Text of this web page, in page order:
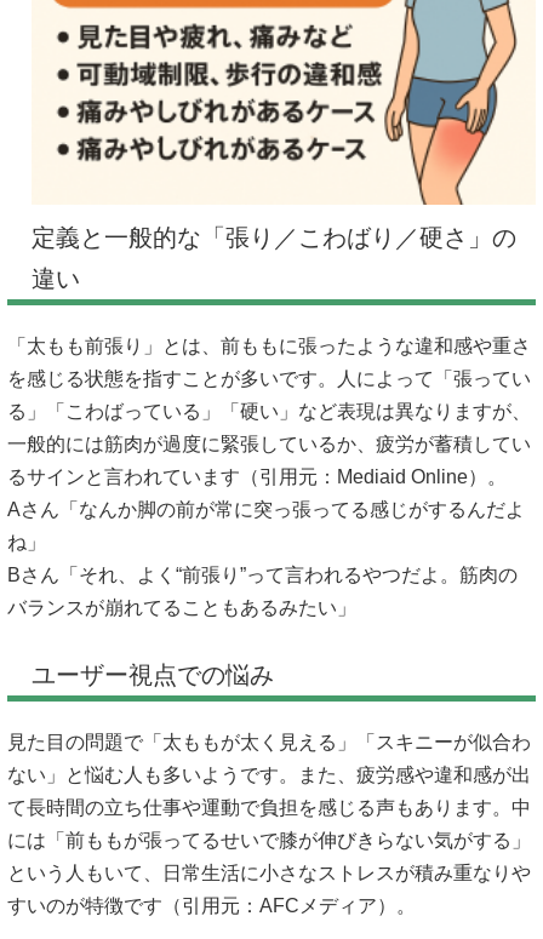
定義と一般的な「張り／こわばり／硬さ」の
違い
「太もも前張り」とは、前ももに張ったような違和感や重さ
を感じる状態を指すことが多いです。人によって「張ってい
る」「こわばっている」「硬い」など表現は異なりますが、
一般的には筋肉が過度に緊張しているか、疲労が蓄積してい
るサインと言われています（引用元： Mediaid Online）。
Aさん「なんか脚の前が常に突っ張ってる感じがするんだよ
ね」
Bさん「それ、よく“前張り”って言われるやつだよ。筋肉の
バランスが崩れてることもあるみたい」
ユーザー視点での悩み
見た目の問題で「太ももが太く見える」「スキニーが似合わ
ない」と悩む人も多いようです。また、疲労感や違和感が出
て長時間の立ち仕事や運動で負担を感じる声もあります。中
には「前ももが張ってるせいで膝が伸びきらない気がする」
という人もいて、日常生活に小さなストレスが積み重なりや
すいのが特徴です（引用元： AFCメディア）。